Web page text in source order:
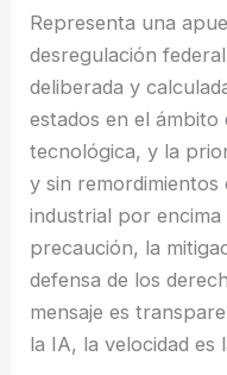
Representa una
desregulación
deliberada y
estados en el
tecnológica, y la
y sin remordimientos
industrial por
precaución, la
defensa de los
mensaje es
la IA, la velocidad es